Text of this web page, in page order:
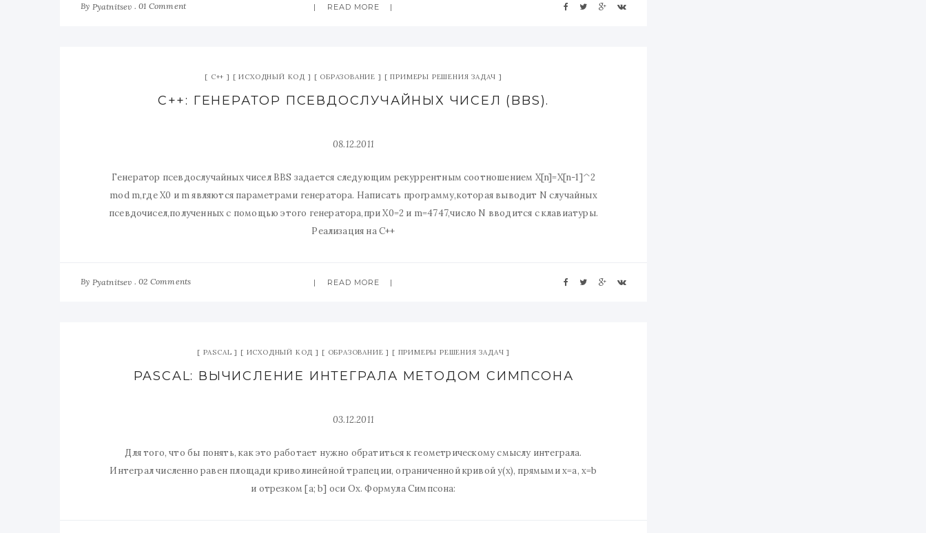
By Pyatnitsev 01 Comment READ MORE
C++ ИСХОДНЫЙ КОД ОБРАЗОВАНИЕ ПРИМЕРЫ РЕШЕНИЯ ЗАДАЧ
C++: ГЕНЕРАТОР ПСЕВДОСЛУЧАЙНЫХ ЧИСЕЛ (BBS).
08.12.2011
Генератор псевдослучайных чисел BBS задается следующим рекуррентным соотношением X[n]=X[n-1]^2
mod m,где X0 и m являются параметрами генератора. Написать программу,которая выводит N случайных
псевдочисел,полученных с помощью этого генератора,при X0=2 и m=4747,число N вводится с клавиатуры.
Реализация на C++
By Pyatnitsev 02 Comments READ MORE
PASCAL ИСХОДНЫЙ КОД ОБРАЗОВАНИЕ ПРИМЕРЫ РЕШЕНИЯ ЗАДАЧ
PASCAL: ВЫЧИСЛЕНИЕ ИНТЕГРАЛА МЕТОДОМ СИМПСОНА
03.12.2011
Для того, что бы понять, как это работает нужно обратиться к геометрическому смыслу интеграла.
Интеграл численно равен площади криволинейной трапеции, ограниченной кривой y(x), прямыми x=a, x=b
и отрезком [a; b] оси Ox. Формула Симпсона: